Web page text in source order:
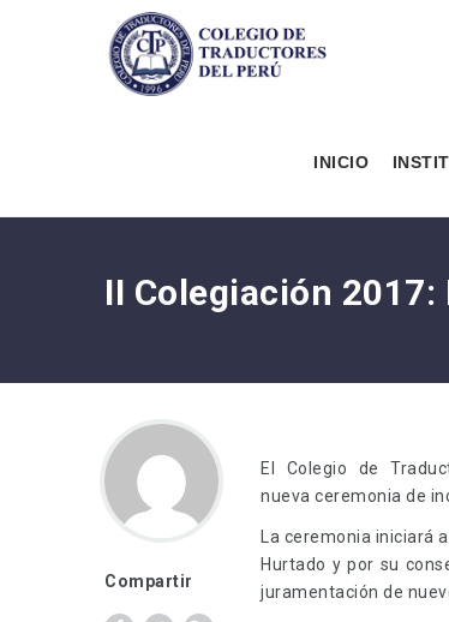
INICIO
II Colegiación
Compartir
El Colegio de
nueva ceremonia de
La ceremonia iniciará
Hurtado y por su
juramentación de